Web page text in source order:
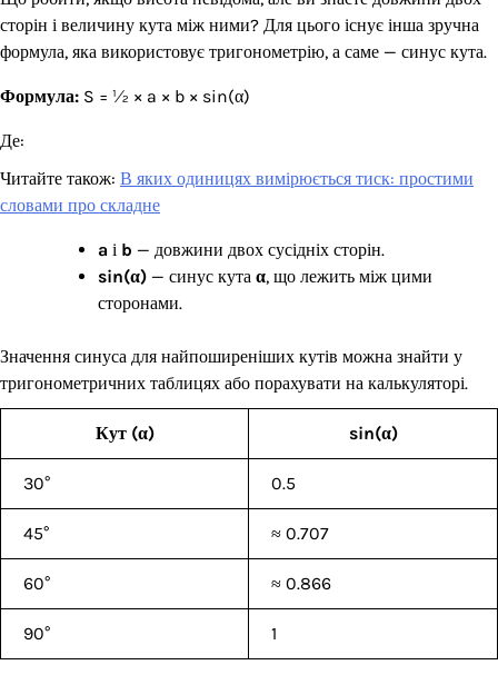
сторін і величину кута між ними? Для цього існує інша зручна
формула, яка використовує тригонометрію, а саме — синус кута.
Формула: S = ½ × a × b × sin(α)
Де:
Читайте також: В яких одиницях вимірюється тиск: простими
словами про складне
a і b — довжини двох сусідніх сторін.
sin(α) — синус кута α, що лежить між цими
сторонами.
Значення синуса для найпоширеніших кутів можна знайти у
тригонометричних таблицях або порахувати на калькуляторі.
Кут (α) sin(α)
30° 0.5
45° ≈ 0.707
60° ≈ 0.866
90° 1